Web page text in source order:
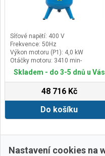
Síťové napětí: 400 V
Frekvence: 50Hz
Výkon motoru (P1): 4,0 kW
Otáčky motoru: 3410 min-
¹Maximální tlak: 11 bar
Skladem - do 3-5 dnů u Vás
48 716 Kč
Do košíku
Nastavení cookies na